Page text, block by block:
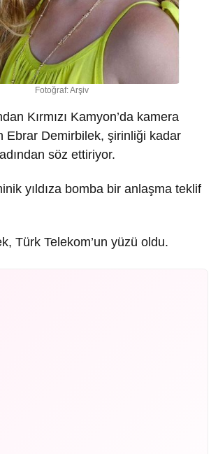
Fotoğraf: Arşiv
Kırmızı Kamyon’da kamera
Ebrar Demirbilek, şirinliği kadar
söz ettiriyor.
yıldıza bomba bir anlaşma teklif
Türk Telekom’un yüzü oldu.